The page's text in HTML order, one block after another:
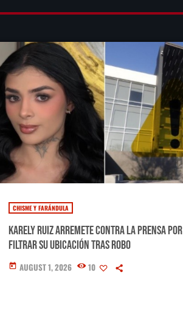
CHISME Y FARÁNDULA
Karely Ruiz arremete contra la prensa por
filtrar su ubicación tras robo
today AUGUST 1, 2026 10